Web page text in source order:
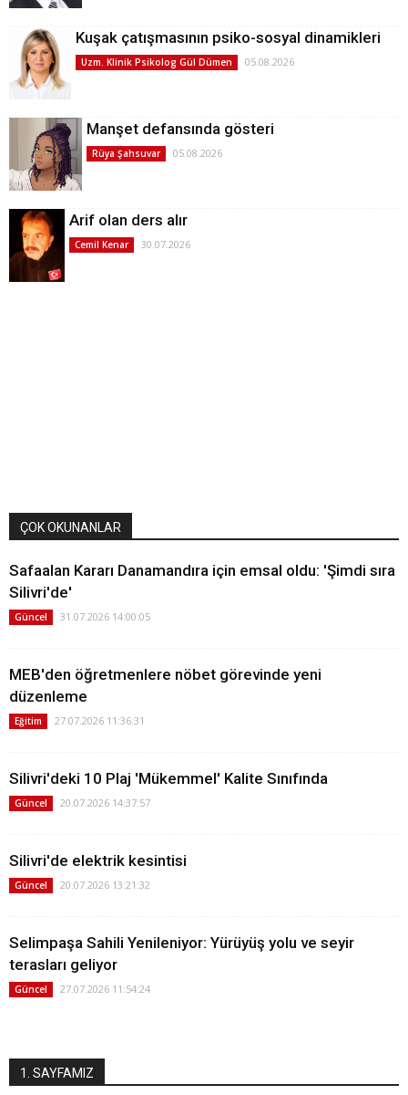
Kuşak çatışmasının psiko-sosyal dinamikleri
Uzm. Klinik Psikolog Gül Dümen 05.08.2026
Manşet defansında gösteri
Rüya Şahsuvar 05.08.2026
Arif olan ders alır
Cemil Kenar 30.07.2026
ÇOK OKUNANLAR
Safaalan Kararı Danamandıra için emsal oldu: 'Şimdi sıra
Silivri'de'
Güncel 31.07.2026 14:00:05
MEB'den öğretmenlere nöbet görevinde yeni
düzenleme
Eğitim 27.07.2026 11:36:31
Silivri'deki 10 Plaj 'Mükemmel' Kalite Sınıfında
Güncel 20.07.2026 14:37:57
Silivri'de elektrik kesintisi
Güncel 20.07.2026 13:21:32
Selimpaşa Sahili Yenileniyor: Yürüyüş yolu ve seyir
terasları geliyor
Güncel 27.07.2026 11:54:24
1. SAYFAMIZ